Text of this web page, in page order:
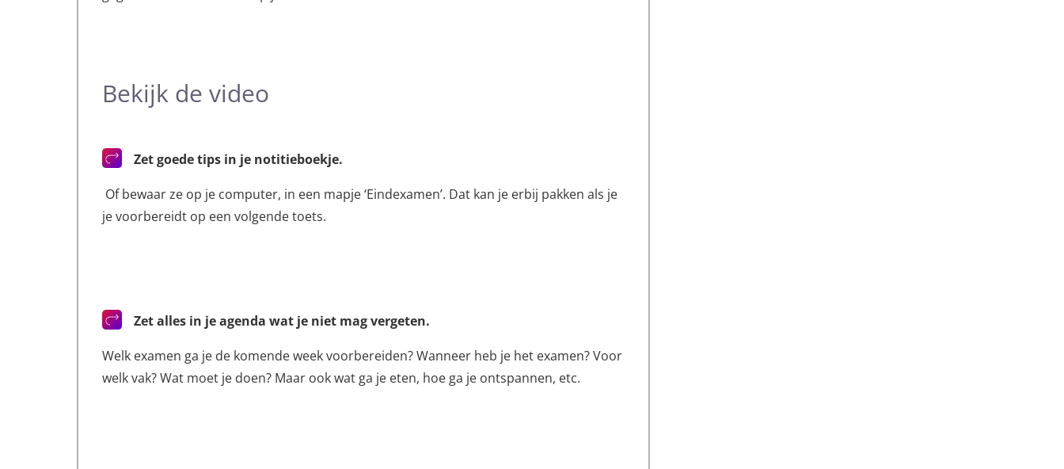
Bekijk de video
Zet goede tips in je notitieboekje.
Of bewaar ze op je computer, in een mapje ‘Eindexamen’. Dat kan je erbij pakken als je
je voorbereidt op een volgende toets.
Zet alles in je agenda wat je niet mag vergeten.
Welk examen ga je de komende week voorbereiden? Wanneer heb je het examen? Voor
welk vak? Wat moet je doen? Maar ook wat ga je eten, hoe ga je ontspannen, etc.